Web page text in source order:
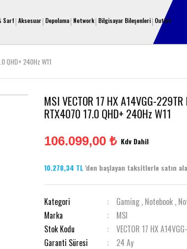
Sarf Aksesuar Depolama Network Bilgisayar Bileşenleri Outlet
QHD+ 240Hz W11
MSI VECTOR 17 HX A14VGG-
RTX4070 17.0 QHD+ 240Hz W11
106.099,00 ₺ Kdv Dahil
10.278,34 TL 'den başlayan taksitlerle satın
Kategori Gaming , Notebook ,
Marka
MSI
Stok Kodu
VECTOR 17 HX
Garanti Süresi
24 Ay